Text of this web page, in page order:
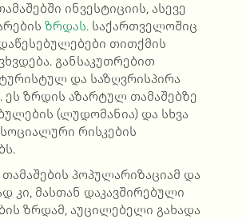
ინვესტიციის, ასევე
ზრდას.საქართველოშიც
თითქმის
განსაკუთრებით
და საზღვრისპირა
ეს ზრდის აზარტულ თამაშებზე
(ლუდომანია) და სხვა
რისკების
პოპულარიზაციამ და
კი, მასთან დაკავშირებული
ზრდამ, აუცილებელი გახადა